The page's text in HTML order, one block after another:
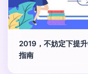
2019，不妨定下提
指南